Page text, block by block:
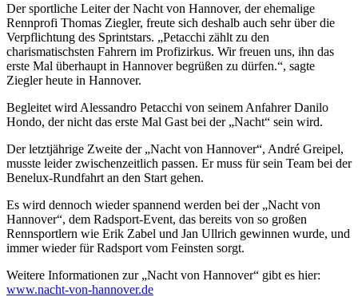
Der sportliche Leiter der Nacht von Hannover, der ehemalige
Rennprofi Thomas Ziegler, freute sich deshalb auch sehr über die
Verpflichtung des Sprintstars. „Petacchi zählt zu den
charismatischsten Fahrern im Profizirkus. Wir freuen uns, ihn das
erste Mal überhaupt in Hannover begrüßen zu dürfen.“, sagte
Ziegler heute in Hannover.
Begleitet wird Alessandro Petacchi von seinem Anfahrer Danilo
Hondo, der nicht das erste Mal Gast bei der „Nacht“ sein wird.
Der letztjährige Zweite der „Nacht von Hannover“, André Greipel,
musste leider zwischenzeitlich passen. Er muss für sein Team bei der
Benelux-Rundfahrt an den Start gehen.
Es wird dennoch wieder spannend werden bei der „Nacht von
Hannover“, dem Radsport-Event, das bereits von so großen
Rennsportlern wie Erik Zabel und Jan Ullrich gewinnen wurde, und
immer wieder für Radsport vom Feinsten sorgt.
Weitere Informationen zur „Nacht von Hannover“ gibt es hier:
www.nacht-von-hannover.de